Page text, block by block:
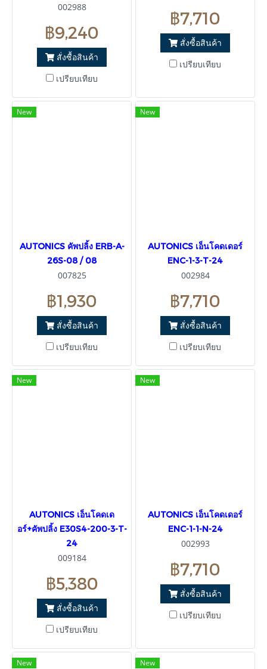
002988
฿9,240
สั่งซื้อสินค้า
เปรียบเทียบ
฿7,710
สั่งซื้อสินค้า
เปรียบเทียบ
New
AUTONICS คัพปลิ้ง ERB-A-
26S-08 / 08
007825
฿1,930
สั่งซื้อสินค้า
เปรียบเทียบ
New
AUTONICS เอ็นโคดเดอร์
ENC-1-3-T-24
002984
฿7,710
สั่งซื้อสินค้า
เปรียบเทียบ
New
AUTONICS เอ็นโคดเด
อร์+คัพปลิ้ง E30S4-200-3-T-
24
009184
฿5,380
สั่งซื้อสินค้า
เปรียบเทียบ
New
AUTONICS เอ็นโคดเดอร์
ENC-1-1-N-24
002993
฿7,710
สั่งซื้อสินค้า
เปรียบเทียบ
New New